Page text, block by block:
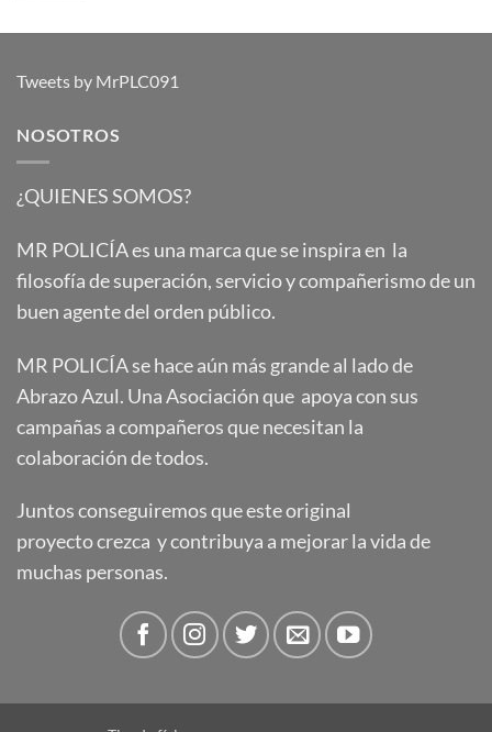
Tweets by MrPLC091
NOSOTROS
¿QUIENES SOMOS?
MR POLICÍA es una marca que se inspira en la
filosofía de superación, servicio y compañerismo de un
buen agente del orden público.
MR POLICÍA se hace aún más grande al lado de
Abrazo Azul. Una Asociación que apoya con sus
campañas a compañeros que necesitan la
colaboración de todos.
Juntos conseguiremos que este original
proyecto crezca y contribuya a mejorar la vida de
muchas personas.